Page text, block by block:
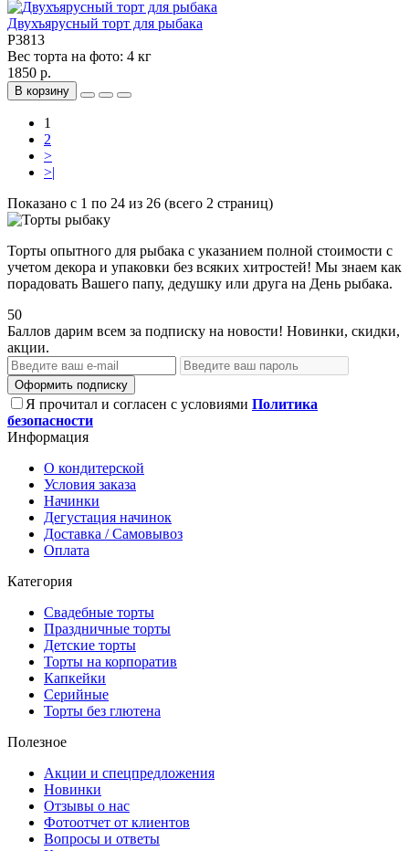
Двухъярусный торт для рыбака
P3813
Вес торта на фото: 4 кг
1850 р.
В корзину
1
2
>
>|
Показано с 1 по 24 из 26 (всего 2 страниц)
Торты опытного для рыбака с указанием полной стоимости с
учетом декора и упаковки без всяких хитростей! Мы знаем как
порадовать Вашего папу, дедушку или друга на День рыбака.
50
Баллов дарим всем за подписку на новости! Новинки, скидки,
акции.
Оформить подписку
Я прочитал и согласен с условиями Политика
безопасности
Информация
О кондитерской
Условия заказа
Начинки
Дегустация начинок
Доставка / Самовывоз
Оплата
Категория
Свадебные торты
Праздничные торты
Детские торты
Торты на корпоратив
Капкейки
Серийные
Торты без глютена
Полезное
Акции и спецпредложения
Новинки
Отзывы о нас
Фотоотчет от клиентов
Вопросы и ответы